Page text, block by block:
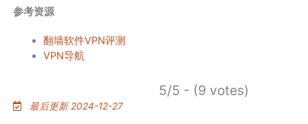
参考资源
翻墙软件VPN评测
VPN导航
5/5 - (9 votes)
最后更新 2024-12-27